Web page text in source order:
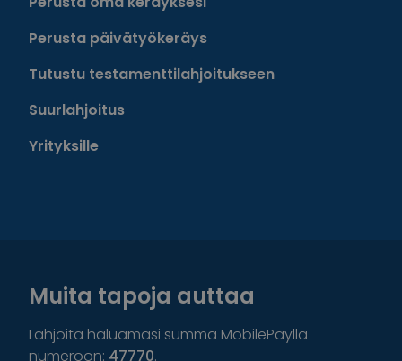
Perusta päivätyökeräys
Tutustu testamenttilahjoitukseen
Suurlahjoitus
Yrityksille
Muita tapoja auttaa
Lahjoita haluamasi summa MobilePaylla
numeroon: 47770.